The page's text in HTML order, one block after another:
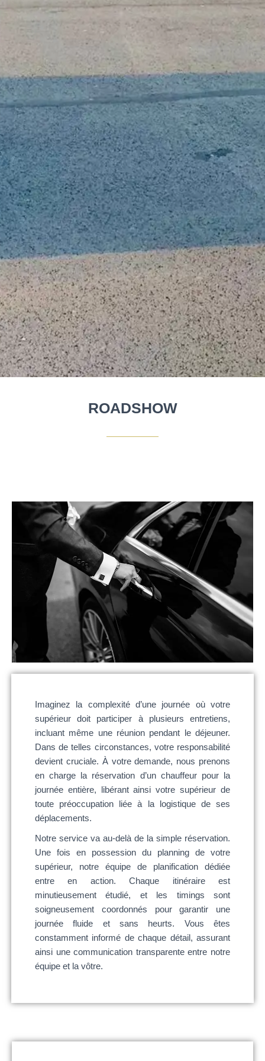
ROADSHOW
Imaginez la complexité d’une journée où votre
supérieur doit participer à plusieurs entretiens,
incluant même une réunion pendant le déjeuner.
Dans de telles circonstances, votre responsabilité
devient cruciale. À votre demande, nous prenons
en charge la réservation d’un chauffeur pour la
journée entière, libérant ainsi votre supérieur de
toute préoccupation liée à la logistique de ses
déplacements.
Notre service va au-delà de la simple réservation.
Une fois en possession du planning de votre
supérieur, notre équipe de planification dédiée
entre en action. Chaque itinéraire est
minutieusement étudié, et les timings sont
soigneusement coordonnés pour garantir une
journée fluide et sans heurts. Vous êtes
constamment informé de chaque détail, assurant
ainsi une communication transparente entre notre
équipe et la vôtre.